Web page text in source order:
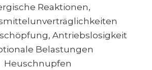
Reaktionen,
Antriebslosigkeit
Belastungen
Heuschnupfen